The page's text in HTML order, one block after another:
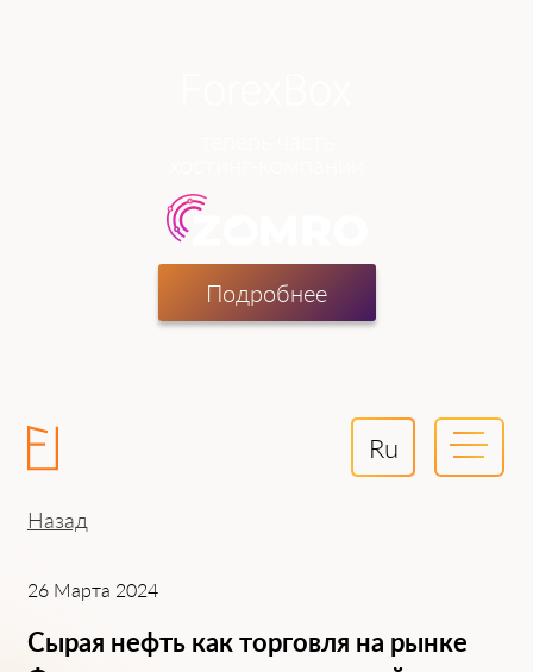
Подробнее
Ru
Назад
26 Марта 2024
Сырая нефть как торговля нa рынке